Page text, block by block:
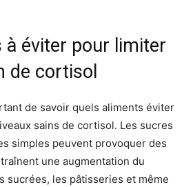
à éviter pour limiter
de cortisol
de savoir quels aliments éviter
sains de cortisol. Les sucres
simples peuvent provoquer des
une augmentation du
sucrées, les pâtisseries et même